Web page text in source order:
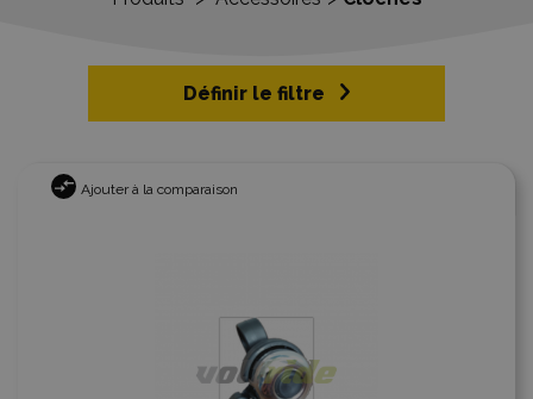
Définir le filtre
Ajouter à la comparaison